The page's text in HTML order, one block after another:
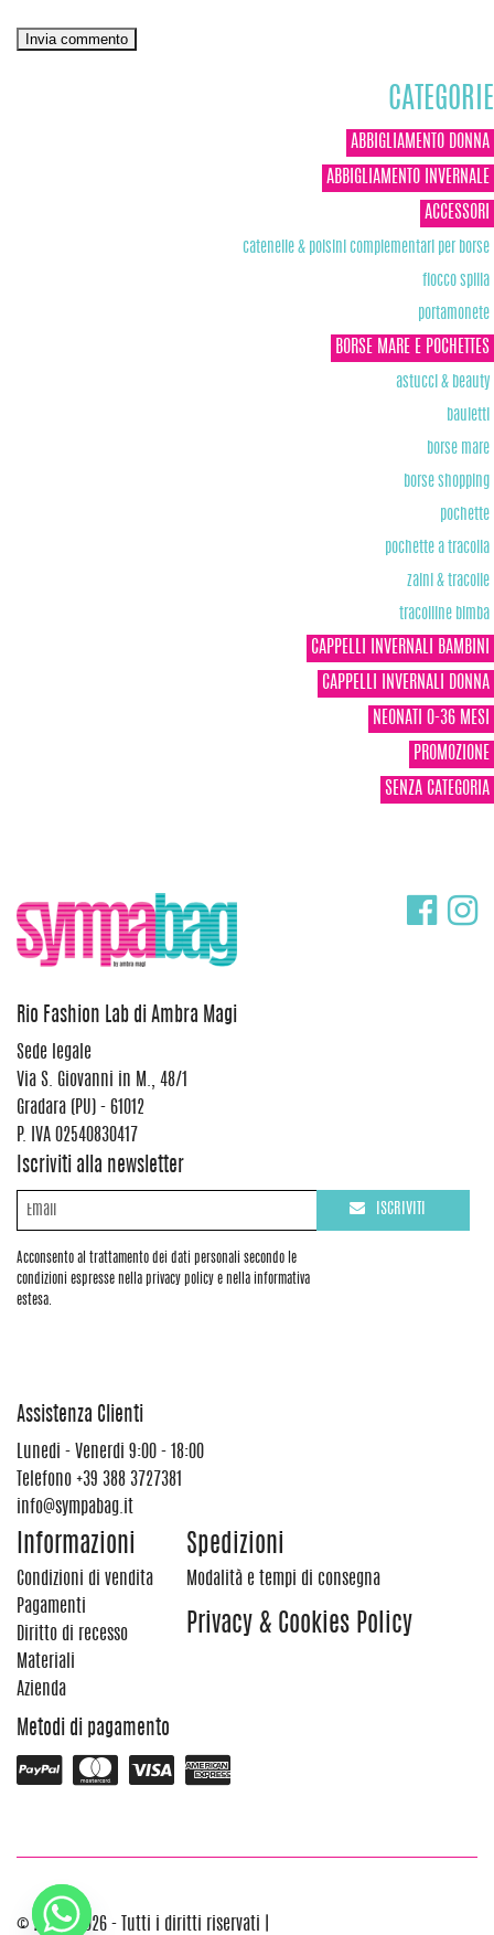
CATEGORIE
ABBIGLIAMENTO DONNA
ABBIGLIAMENTO INVERNALE
ACCESSORI
catenelle & polsini complementari per borse
fiocco spilla
portamonete
BORSE MARE E POCHETTES
astucci & beauty
bauletti
borse mare
borse shopping
pochette
pochette a tracolla
zaini & tracolle
tracolline bimba
CAPPELLI INVERNALI BAMBINI
CAPPELLI INVERNALI DONNA
NEONATI 0-36 MESI
PROMOZIONE
SENZA CATEGORIA
Rio Fashion Lab di Ambra Magi
Sede legale
Via S. Giovanni in M., 48/1
Gradara (PU) - 61012
P. IVA 02540830417
Iscriviti alla newsletter
Acconsento al trattamento dei dati personali secondo le
condizioni espresse nella privacy policy e nella informativa
estesa.
ISCRIVITI
Assistenza Clienti
Lunedi - Venerdi 9:00 - 18:00
Telefono +39 388 3727381
info@sympabag.it
Informazioni
Condizioni di vendita
Pagamenti
Diritto di recesso
Materiali
Azienda
Spedizioni
Modalità e tempi di consegna
Privacy & Cookies Policy
Metodi di pagamento
© 2012 - 2026 - Tutti i diritti riservati |